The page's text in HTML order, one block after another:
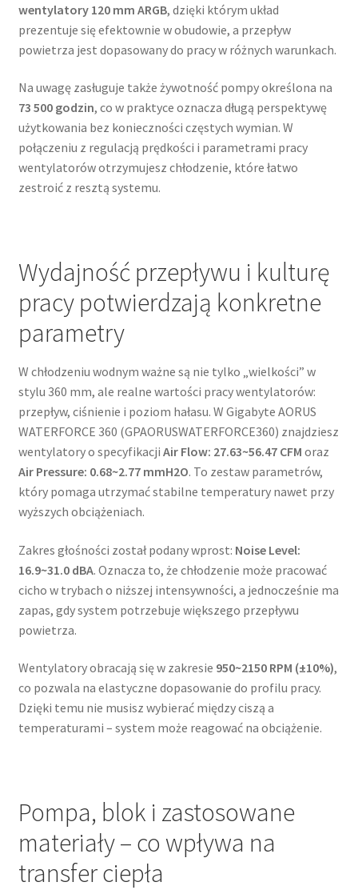
wentylatory 120 mm ARGB, dzięki którym układ
prezentuje się efektownie w obudowie, a przepływ
powietrza jest dopasowany do pracy w różnych warunkach.
Na uwagę zasługuje także żywotność pompy określona na
73 500 godzin, co w praktyce oznacza długą perspektywę
użytkowania bez konieczności częstych wymian. W
połączeniu z regulacją prędkości i parametrami pracy
wentylatorów otrzymujesz chłodzenie, które łatwo
zestroić z resztą systemu.
Wydajność przepływu i kulturę
pracy potwierdzają konkretne
parametry
W chłodzeniu wodnym ważne są nie tylko „wielkości” w
stylu 360 mm, ale realne wartości pracy wentylatorów:
przepływ, ciśnienie i poziom hałasu. W Gigabyte AORUS
WATERFORCE 360 (GPAORUSWATERFORCE360) znajdziesz
wentylatory o specyfikacji Air Flow: 27.63~56.47 CFM oraz
Air Pressure: 0.68~2.77 mmH2O. To zestaw parametrów,
który pomaga utrzymać stabilne temperatury nawet przy
wyższych obciążeniach.
Zakres głośności został podany wprost: Noise Level:
16.9~31.0 dBA. Oznacza to, że chłodzenie może pracować
cicho w trybach o niższej intensywności, a jednocześnie ma
zapas, gdy system potrzebuje większego przepływu
powietrza.
Wentylatory obracają się w zakresie 950~2150 RPM (±10%),
co pozwala na elastyczne dopasowanie do profilu pracy.
Dzięki temu nie musisz wybierać między ciszą a
temperaturami – system może reagować na obciążenie.
Pompa, blok i zastosowane
materiały – co wpływa na
transfer ciepła